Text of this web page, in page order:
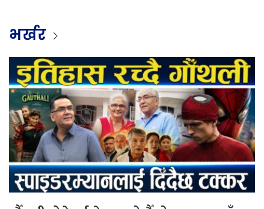
भर्खर